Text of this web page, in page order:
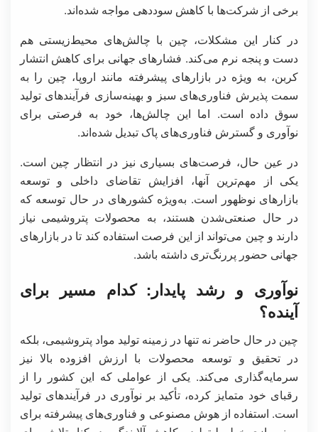
برخی از شرکت‌ها با کاهش سوددهی مواجه شده‌اند.
در کنار این مشکلات، چین با چالش‌های محیط‌زیستی هم
دست و پنجه نرم می‌کند. فشارهای جهانی برای کاهش انتشار
کربن، به ویژه در بازارهای پیشرفته مانند اروپا، چین را به
سمت پذیرش فناوری‌های سبز و بهینه‌سازی فرآیندهای تولید
سوق داده است. اما این چالش‌ها، خود به فرصتی برای
نوآوری و گسترش فناوری‌های پاک تبدیل شده‌اند.
در عین حال، فرصت‌های بسیاری نیز در انتظار چین است.
یکی از مهم‌ترین آنها، افزایش تقاضای داخلی و توسعه
بازارهای نوظهور است. به‌ویژه کشورهای در حال توسعه که
در حال صنعتی‌شدن هستند، به محصولات پتروشیمی نیاز
دارند و چین می‌تواند از این فرصت استفاده کند تا در بازارهای
جهانی حضور پررنگ‌تری داشته باشد.
نوآوری و رشد پایدار: کدام مسیر برای
آینده؟
چین در حال حاضر نه تنها در زمینه تولید مواد پتروشیمی، بلکه
در تحقیق و توسعه محصولات با ارزش افزوده بالا نیز
سرمایه‌گذاری می‌کند. یکی از عواملی که این کشور را از
رقبای خود متمایز کرده، تأکید بر نوآوری در فرآیندهای تولید
است. استفاده از هوش مصنوعی و فناوری‌های پیشرفته برای